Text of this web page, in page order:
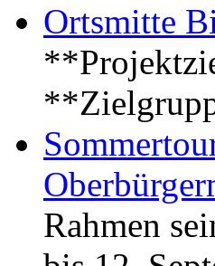
Ortsmitte
Rahmen